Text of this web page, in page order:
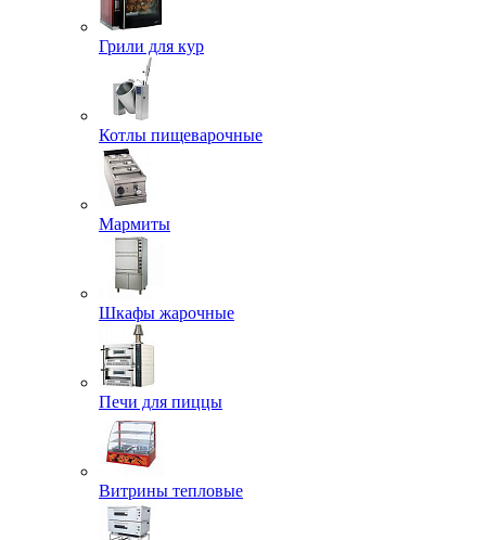
Грили для кур
Котлы пищеварочные
Мармиты
Шкафы жарочные
Печи для пиццы
Витрины тепловые